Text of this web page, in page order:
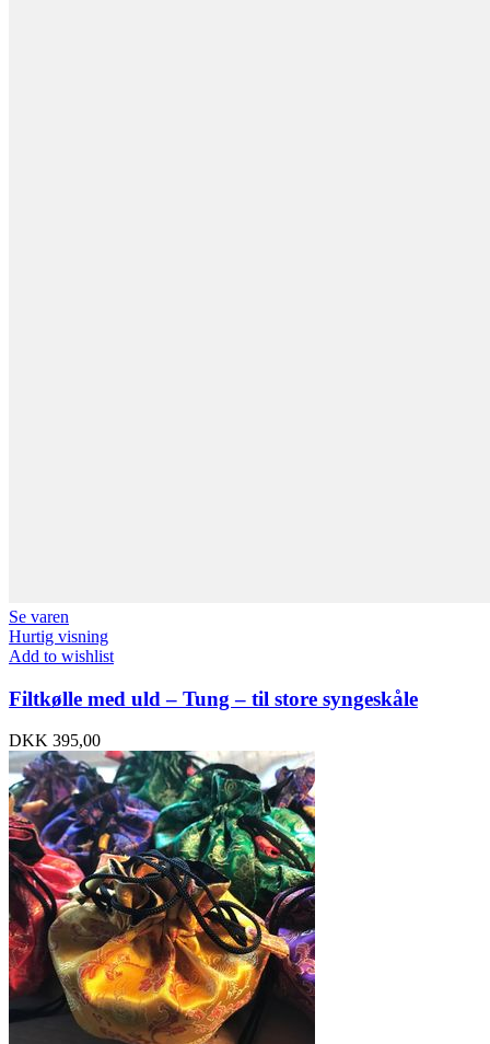
Se varen
Hurtig visning
Add to wishlist
Filtkølle med uld – Tung – til store syngeskåle
DKK 395,00